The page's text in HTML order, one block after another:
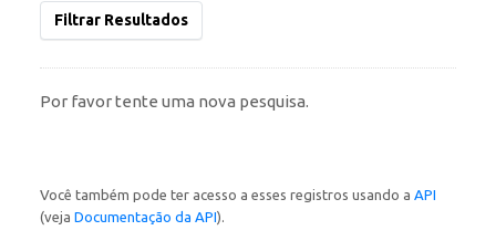
Filtrar Resultados
Por favor tente uma nova pesquisa.
Você também pode ter acesso a esses registros usando a API
(veja Documentação da API).